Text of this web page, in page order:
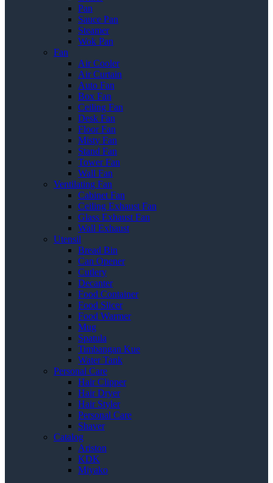
Pan
Sauce Pan
Steamer
Wok Pan
Fan
Air Cooler
Air Curtain
Auto Fan
Box Fan
Ceiling Fan
Desk Fan
Floor Fan
Misty Fan
Stand Fan
Tower Fan
Wall Fan
Ventilating Fan
Cabinet Fan
Ceiling Exhaust Fan
Glass Exhaust Fan
Wall Exhaust
Utensil
Bread Bin
Can Opener
Cutlery
Decanter
Food Container
Food Slicer
Food Warmer
Mug
Spatula
Timbangan Kue
Water Tank
Personal Care
Hair Clipper
Hair Dryer
Hair Styler
Personal Care
Shaver
Catalog
Ariston
KDK
Miyako